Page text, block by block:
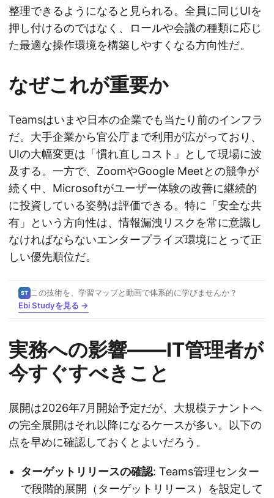
整理できるようになると見られる。全員に同じUIを
押し付けるのではなく、ロールや会議の種類に応じ
た最適な操作環境を構築しやすくなる方向性だ。
なぜこれが重要か
Teamsはいまや日本の企業でも当たり前のインフラ
だ。大手企業から官公庁まで利用が広がっており、
UIの大幅変更は「慣れ直しコスト」として現場に波
及する。一方で、ZoomやGoogle Meetとの競争が
続く中、Microsoftがユーザー体験の改善に継続的
に投資している姿勢は評価できる。特に「安全な共
有」という方向性は、情報漏洩リスクを常に意識し
なければならないエンタープライズ環境にとって正
しい優先順位だ。
ST この技術を、学習マップと動画で体系的に学びませんか？
Ebi Studyを見る →
実務への影響——IT管理者が
今すぐすべきこと
展開は2026年7月開始予定だが、大規模テナントへ
の完全展開はそれ以降になるケースが多い。以下の
点を早めに確認しておくとよいだろう。
ターゲットリリースの確認: Teams管理センター
で段階的展開（ターゲットリリース）を設定して